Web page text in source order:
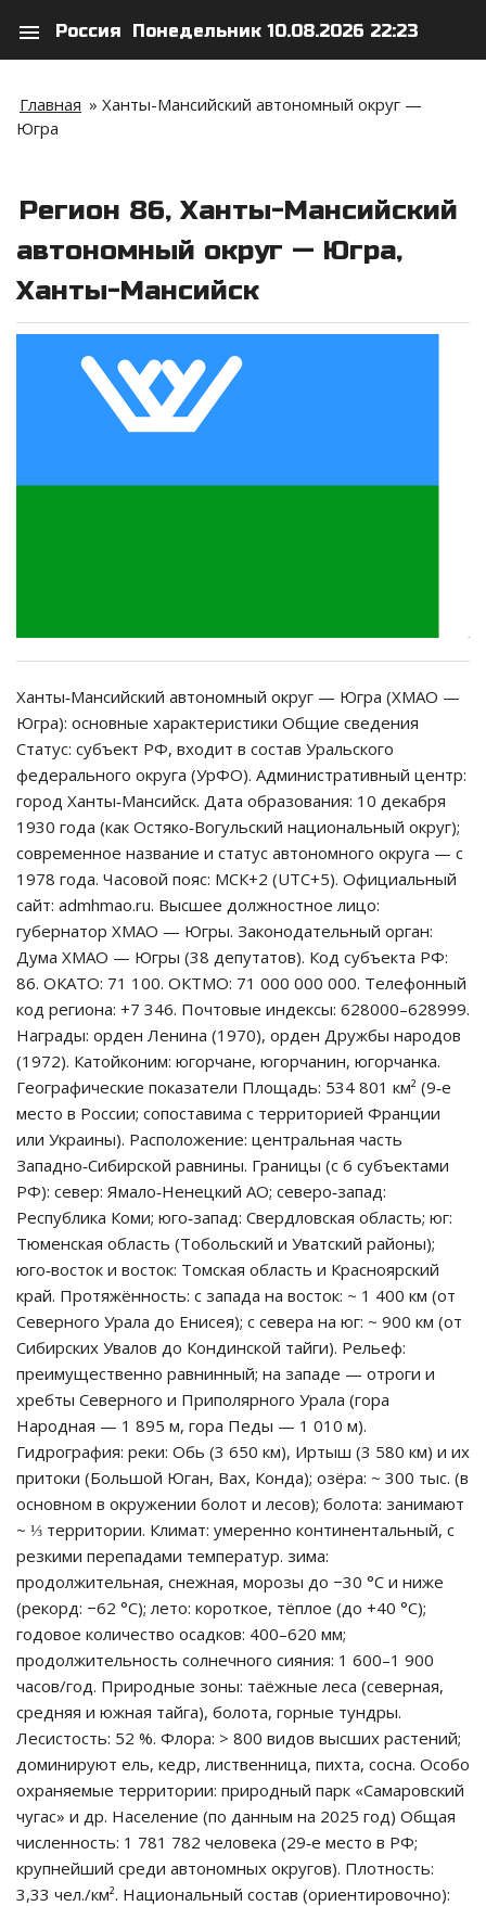
menu Россия Понедельник 10.08.2026 22:23
Главная » Ханты-Мансийский автономный округ —
Югра
Регион 86, Ханты-Мансийский
автономный округ — Югра,
Ханты-Мансийск
Ханты‑Мансийский автономный округ — Югра (ХМАО —
Югра): основные характеристики Общие сведения
Статус: субъект РФ, входит в состав Уральского
федерального округа (УрФО). Административный центр:
город Ханты‑Мансийск. Дата образования: 10 декабря
1930 года (как Остяко‑Вогульский национальный округ);
современное название и статус автономного округа — с
1978 года. Часовой пояс: МСК+2 (UTC+5). Официальный
сайт: admhmao.ru. Высшее должностное лицо:
губернатор ХМАО — Югры. Законодательный орган:
Дума ХМАО — Югры (38 депутатов). Код субъекта РФ:
86. ОКАТО: 71 100. ОКТМО: 71 000 000 000. Телефонный
код региона: +7 346. Почтовые индексы: 628000–628999.
Награды: орден Ленина (1970), орден Дружбы народов
(1972). Катойконим: югорчане, югорчанин, югорчанка.
Географические показатели Площадь: 534 801 км² (9‑е
место в России; сопоставима с территорией Франции
или Украины). Расположение: центральная часть
Западно‑Сибирской равнины. Границы (с 6 субъектами
РФ): север: Ямало‑Ненецкий АО; северо‑запад:
Республика Коми; юго‑запад: Свердловская область; юг:
Тюменская область (Тобольский и Уватский районы);
юго‑восток и восток: Томская область и Красноярский
край. Протяжённость: с запада на восток: ~ 1 400 км (от
Северного Урала до Енисея); с севера на юг: ~ 900 км (от
Сибирских Увалов до Кондинской тайги). Рельеф:
преимущественно равнинный; на западе — отроги и
хребты Северного и Приполярного Урала (гора
Народная — 1 895 м, гора Педы — 1 010 м).
Гидрография: реки: Обь (3 650 км), Иртыш (3 580 км) и их
притоки (Большой Юган, Вах, Конда); озёра: ~ 300 тыс. (в
основном в окружении болот и лесов); болота: занимают
~ ⅓ территории. Климат: умеренно континентальный, с
резкими перепадами температур. зима:
продолжительная, снежная, морозы до −30 °C и ниже
(рекорд: −62 °C); лето: короткое, тёплое (до +40 °C);
годовое количество осадков: 400–620 мм;
продолжительность солнечного сияния: 1 600–1 900
часов/год. Природные зоны: таёжные леса (северная,
средняя и южная тайга), болота, горные тундры.
Лесистость: 52 %. Флора: > 800 видов высших растений;
доминируют ель, кедр, лиственница, пихта, сосна. Особо
охраняемые территории: природный парк «Самаровский
чугас» и др. Население (по данным на 2025 год) Общая
численность: 1 781 782 человека (29‑е место в РФ;
крупнейший среди автономных округов). Плотность:
3,33 чел./км². Национальный состав (ориентировочно):